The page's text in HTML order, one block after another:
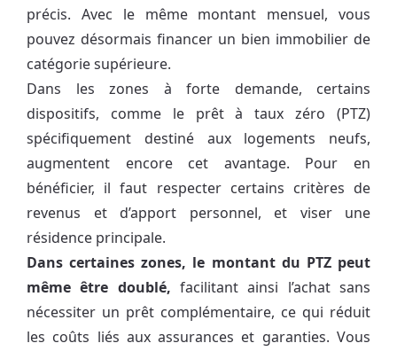
précis. Avec le même montant mensuel, vous
pouvez désormais financer un bien immobilier de
catégorie supérieure.
Dans les zones à forte demande, certains
dispositifs, comme le prêt à taux zéro (PTZ)
spécifiquement destiné aux logements neufs,
augmentent encore cet avantage. Pour en
bénéficier, il faut respecter certains critères de
revenus et d’apport personnel, et viser une
résidence principale.
Dans certaines zones, le montant du PTZ peut
même être doublé, facilitant ainsi l’achat sans
nécessiter un prêt complémentaire, ce qui réduit
les coûts liés aux assurances et garanties. Vous